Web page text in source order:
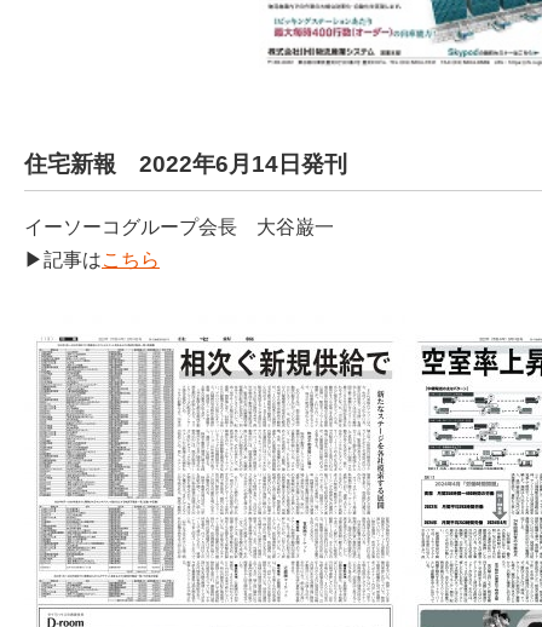
住宅新報 2022年6月14日発刊
イーソーコグループ会長 大谷巌一
▶記事はこちら